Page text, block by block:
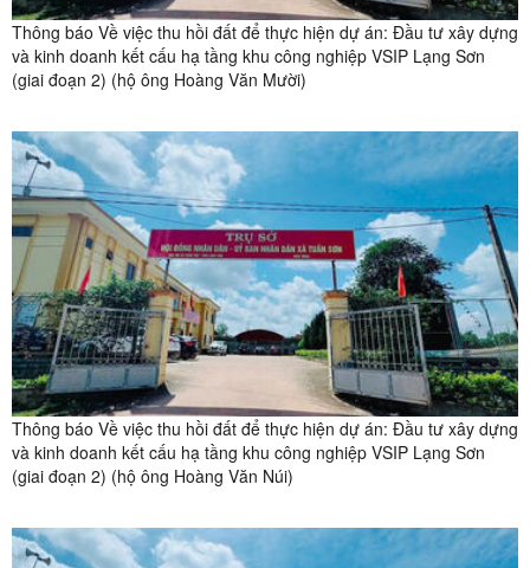
Thông báo Về việc thu hồi đất để thực hiện dự án: Đầu tư xây dựng
và kinh doanh kết cấu hạ tầng khu công nghiệp VSIP Lạng Sơn
(giai đoạn 2) (hộ ông Hoàng Văn Mười)
Thông báo Về việc thu hồi đất để thực hiện dự án: Đầu tư xây dựng
và kinh doanh kết cấu hạ tầng khu công nghiệp VSIP Lạng Sơn
(giai đoạn 2) (hộ ông Hoàng Văn Núi)